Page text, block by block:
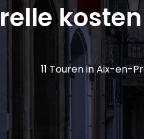
11 Touren in Aix-en-